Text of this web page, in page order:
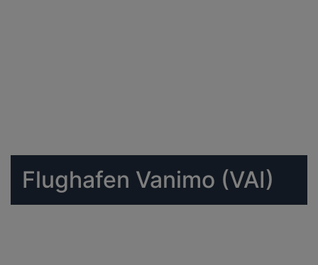
Flughafen Vanimo (VAI)